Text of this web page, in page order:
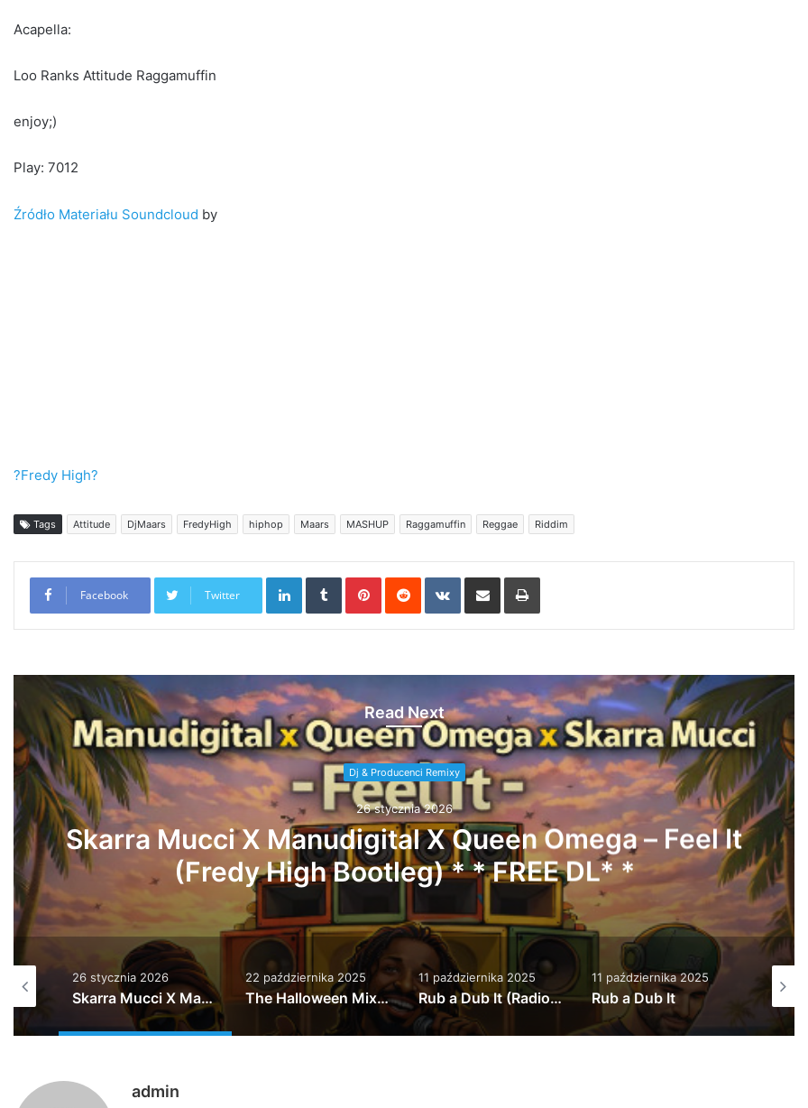
Acapella:
Loo Ranks Attitude Raggamuffin
enjoy;)
Play: 7012
Źródło Materiału Soundcloud by
?Fredy High?
Tags Attitude DjMaars FredyHigh hiphop Maars MASHUP Raggamuffin Reggae Riddim
Facebook Twitter
LinkedInTumblrPinterestReddit VKontakte
Share via Email Print
Read Next
Dj & Producenci Remixy
22 października 2025
The Halloween Mixtape
22 października 2025
The Halloween Mixtape
11 października 2025
Rub a Dub It (Radio Edit)
11 października 2025
Rub a Dub It
2 października 2025
My Number
admin